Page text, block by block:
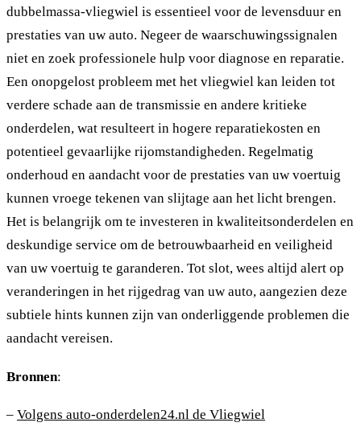
dubbelmassa-vliegwiel is essentieel voor de levensduur en
prestaties van uw auto. Negeer de waarschuwingssignalen
niet en zoek professionele hulp voor diagnose en reparatie.
Een onopgelost probleem met het vliegwiel kan leiden tot
verdere schade aan de transmissie en andere kritieke
onderdelen, wat resulteert in hogere reparatiekosten en
potentieel gevaarlijke rijomstandigheden. Regelmatig
onderhoud en aandacht voor de prestaties van uw voertuig
kunnen vroege tekenen van slijtage aan het licht brengen.
Het is belangrijk om te investeren in kwaliteitsonderdelen en
deskundige service om de betrouwbaarheid en veiligheid
van uw voertuig te garanderen. Tot slot, wees altijd alert op
veranderingen in het rijgedrag van uw auto, aangezien deze
subtiele hints kunnen zijn van onderliggende problemen die
aandacht vereisen.
Bronnen:
– Volgens auto-onderdelen24.nl de Vliegwiel